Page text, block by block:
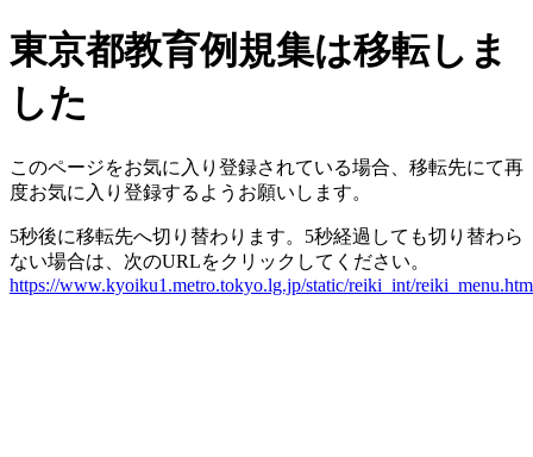
東京都教育例規集は移転しま
した
このページをお気に入り登録されている場合、移転先にて再
度お気に入り登録するようお願いします。
5秒後に移転先へ切り替わります。5秒経過しても切り替わら
ない場合は、次のURLをクリックしてください。
https://www.kyoiku1.metro.tokyo.lg.jp/static/reiki_int/